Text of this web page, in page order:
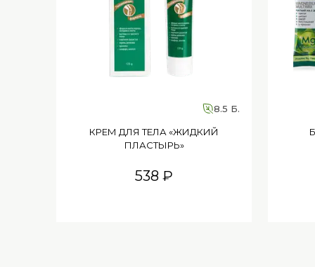
8.5 Б.
КРЕМ ДЛЯ ТЕЛА «ЖИДКИЙ
ПЛАСТЫРЬ»
538 ₽